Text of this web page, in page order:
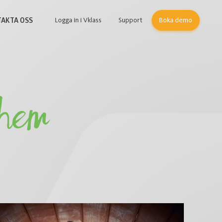
Logga in i Vklass Support Boka demo
OSS